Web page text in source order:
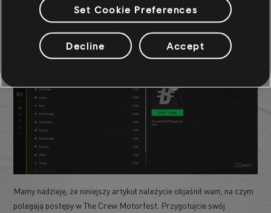
będzie można wydać we właściwym menu w grze, aby trwale
odblokowywać i ulepszać określone statystyki oraz atuty.
Mamy nadzieję, że niniejszy artykuł należycie objaśnił wam, na czym
polegają postępy w The Crew Motorfest. Przygotujcie swój
Set Cookie Preferences
Decline Accept